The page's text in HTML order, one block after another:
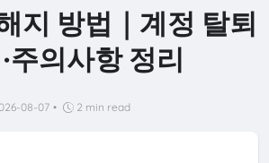
지 방법｜계정 탈퇴
주의사항 정리
08-07 • 2 min read